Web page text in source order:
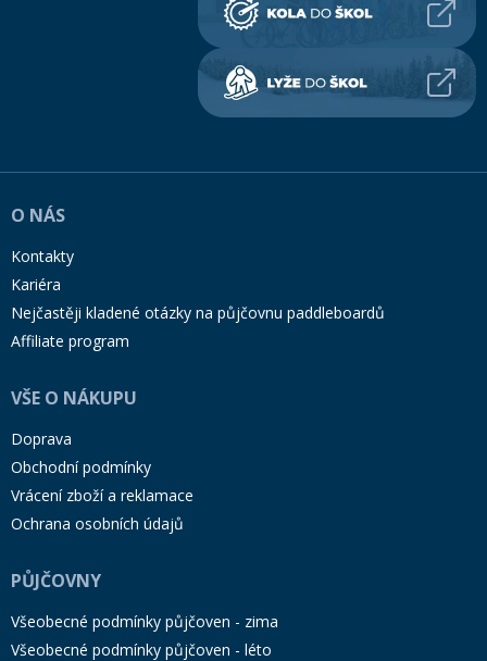
O NÁS
Kontakty
Kariéra
Nejčastěji kladené otázky na půjčovnu paddleboardů
Affiliate program
VŠE O NÁKUPU
Doprava
Obchodní podmínky
Vrácení zboží a reklamace
Ochrana osobních údajů
PŮJČOVNY
Všeobecné podmínky půjčoven - zima
Všeobecné podmínky půjčoven - léto